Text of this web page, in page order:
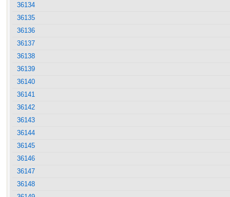
36134
36135
36136
36137
36138
36139
36140
36141
36142
36143
36144
36145
36146
36147
36148